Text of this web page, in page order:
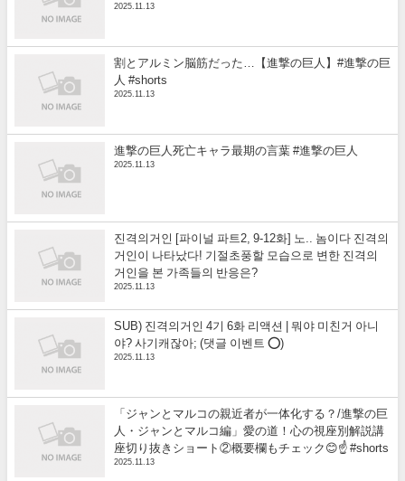
2025.11.13
割とアルミン脳筋だった…【進撃の巨人】#進撃の巨
人 #shorts
2025.11.13
進撃の巨人死亡キャラ最期の言葉 #進撃の巨人
2025.11.13
진격의거인 [파이널 파트2, 9-12화] 노.. 놈이다 진격의
거인이 나타났다! 기절초풍할 모습으로 변한 진격의
거인을 본 가족들의 반응은?
2025.11.13
SUB) 진격의거인 4기 6화 리액션 | 뭐야 미친거 아니
야? 사기캐잖아; (댓글 이벤트 ⭕)
2025.11.13
「ジャンとマルコの親近者が一体化する？/進撃の巨
人・ジャンとマルコ編」愛の道！心の視座別解説講
座切り抜きショート②概要欄もチェック😊☝️ #shorts
2025.11.13